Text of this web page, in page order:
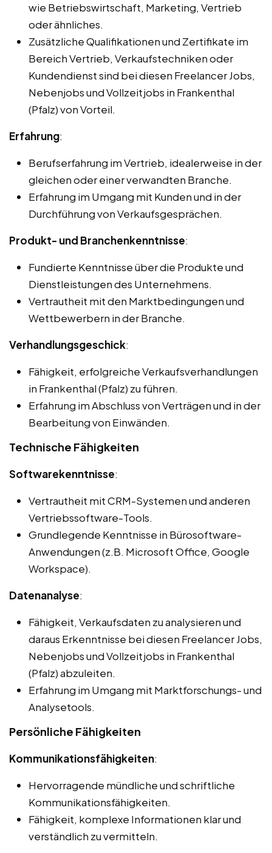
wie Betriebswirtschaft, Marketing, Vertrieb
oder ähnliches.
Zusätzliche Qualifikationen und Zertifikate im
Bereich Vertrieb, Verkaufstechniken oder
Kundendienst sind bei diesen Freelancer Jobs,
Nebenjobs und Vollzeitjobs in Frankenthal
(Pfalz) von Vorteil.
Erfahrung:
Berufserfahrung im Vertrieb, idealerweise in der
gleichen oder einer verwandten Branche.
Erfahrung im Umgang mit Kunden und in der
Durchführung von Verkaufsgesprächen.
Produkt- und Branchenkenntnisse:
Fundierte Kenntnisse über die Produkte und
Dienstleistungen des Unternehmens.
Vertrautheit mit den Marktbedingungen und
Wettbewerbern in der Branche.
Verhandlungsgeschick:
Fähigkeit, erfolgreiche Verkaufsverhandlungen
in Frankenthal (Pfalz) zu führen.
Erfahrung im Abschluss von Verträgen und in der
Bearbeitung von Einwänden.
Technische Fähigkeiten
Softwarekenntnisse:
Vertrautheit mit CRM-Systemen und anderen
Vertriebssoftware-Tools.
Grundlegende Kenntnisse in Bürosoftware-
Anwendungen (z.B. Microsoft Office, Google
Workspace).
Datenanalyse:
Fähigkeit, Verkaufsdaten zu analysieren und
daraus Erkenntnisse bei diesen Freelancer Jobs,
Nebenjobs und Vollzeitjobs in Frankenthal
(Pfalz) abzuleiten.
Erfahrung im Umgang mit Marktforschungs- und
Analysetools.
Persönliche Fähigkeiten
Kommunikationsfähigkeiten:
Hervorragende mündliche und schriftliche
Kommunikationsfähigkeiten.
Fähigkeit, komplexe Informationen klar und
verständlich zu vermitteln.